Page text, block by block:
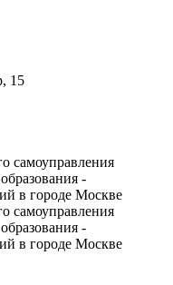
15
самоуправления
-
в городе Москве
самоуправления
-
в городе Москве